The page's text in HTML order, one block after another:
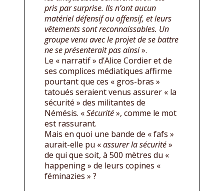
pris par surprise. Ils n’ont aucun
matériel défensif ou offensif, et leurs
vêtements sont reconnaissables. Un
groupe venu avec le projet de se battre
ne se présenterait pas ainsi».
Le « narratif » d’Alice Cordier et de
ses complices médiatiques affirme
pourtant que ces « gros-bras »
tatoués seraient venus assurer « la
sécurité » des militantes de
Némésis. «Sécurité», comme le mot
est rassurant.
Mais en quoi une bande de « fafs »
aurait-elle pu «assurer la sécurité»
de qui que soit, à 500 mètres du «
happening » de leurs copines «
féminazies » ?